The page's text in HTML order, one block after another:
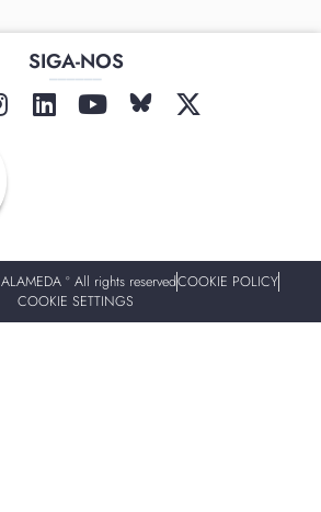
SIGA-NOS
______
ALAMEDA º All rights reservedCOOKIE POLICY
COOKIE SETTINGS